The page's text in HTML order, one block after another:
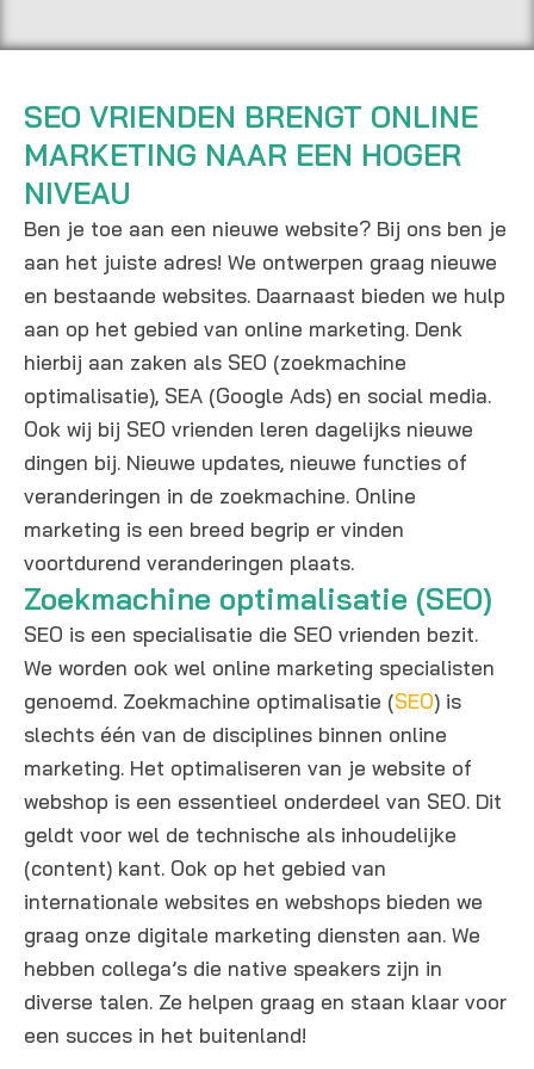
t
ele
webs
ite
bouw
en
Goog
le
behe
er
lijnen
erg
kort,
is er
iets
of
hebb
en
we
vrage
n
snel
en
pers
oonlij
k
rd.
rkt
webs
ite. Ik
een
heel
tevre
den
gevo
terug
op
de
same
nwer
king.
Voora
l met
Danie
l heb
ik
veel
geha
d. We
hadd
en
weke
duid
elijke
voor
resul
taat.
SEO VRIENDEN BRENGT ONLINE
MARKETING NAAR EEN HOGER
NIVEAU
Ben je toe aan een nieuwe website? Bij ons ben je
aan het juiste adres! We ontwerpen graag nieuwe
en bestaande websites. Daarnaast bieden we hulp
aan op het gebied van online marketing. Denk
hierbij aan zaken als SEO (zoekmachine
optimalisatie), SEA (Google Ads) en social media.
Ook wij bij SEO vrienden leren dagelijks nieuwe
dingen bij. Nieuwe updates, nieuwe functies of
veranderingen in de zoekmachine. Online
marketing is een breed begrip er vinden
voortdurend veranderingen plaats.
Zoekmachine optimalisatie (SEO)
SEO is een specialisatie die SEO vrienden bezit.
We worden ook wel online marketing specialisten
genoemd. Zoekmachine optimalisatie (SEO) is
slechts één van de disciplines binnen online
marketing. Het optimaliseren van je website of
webshop is een essentieel onderdeel van SEO. Dit
geldt voor wel de technische als inhoudelijke
(content) kant. Ook op het gebied van
internationale websites en webshops bieden we
graag onze digitale marketing diensten aan. We
hebben collega’s die native speakers zijn in
diverse talen. Ze helpen graag en staan klaar voor
een succes in het buitenland!